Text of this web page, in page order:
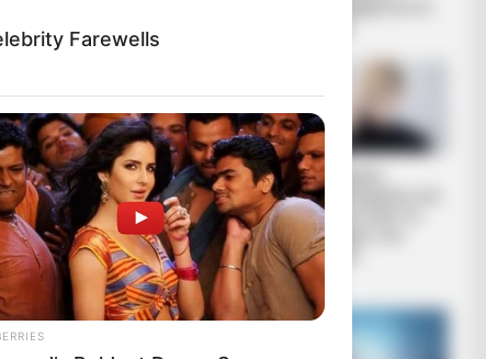
η
της
αλλού.
ΑΙΤΗΜΑ
ΑΠΑΓΟΡΕΥΣΗΣ
ΣΤΗΝ ΔΕΗ Α.Ε ΝΑ
ΠΡΟΒΕΙ ΣΕ
ΔΙΑΚΟΠΗ
ΗΛΕΚΤΡΟΔΟΤΗΣΗΣ
Αφαίρεση
εμφυτεύματος και
βιοτσιπ από τις
δυνάμεις του
φωτός
Farewells